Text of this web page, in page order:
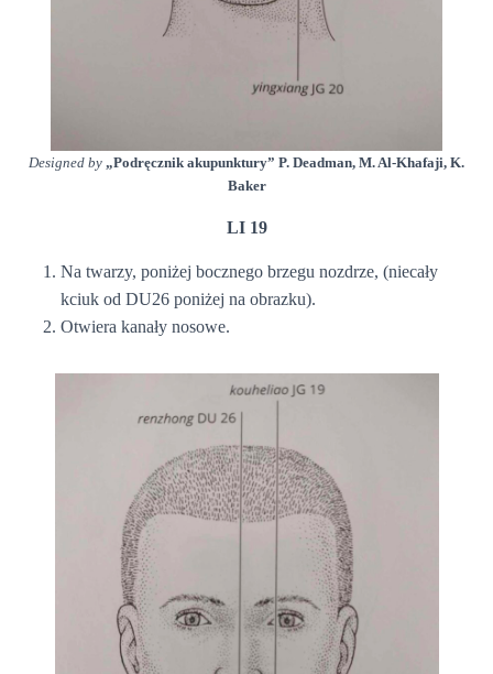
Designed by „Podręcznik akupunktury” P. Deadman, M. Al-Khafaji, K.
Baker
LI 19
Na twarzy, poniżej bocznego brzegu nozdrze, (niecały
kciuk od DU26 poniżej na obrazku).
Otwiera kanały nosowe.